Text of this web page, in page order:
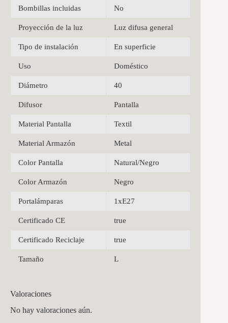
Bombillas incluidas No
Proyección de la luz Luz difusa general
Tipo de instalación En superficie
Uso Doméstico
Diámetro 40
Difusor Pantalla
Material Pantalla Textil
Material Armazón Metal
Color Pantalla Natural/Negro
Color Armazón Negro
Portalámparas 1xE27
Certificado CE true
Certificado Reciclaje true
Tamaño L
Valoraciones
No hay valoraciones aún.